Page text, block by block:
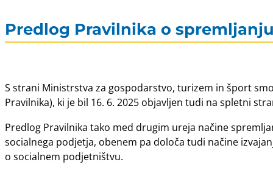
Predlog Pravilnika o
S strani Ministrstva za gospodarstvo, turizem in šport
Pravilnika), ki je bil 16. 6. 2025 objavljen tudi na spletni
Predlog Pravilnika tako med drugim ureja načine
socialnega podjetja, obenem pa določa tudi načine
o socialnem podjetništvu.